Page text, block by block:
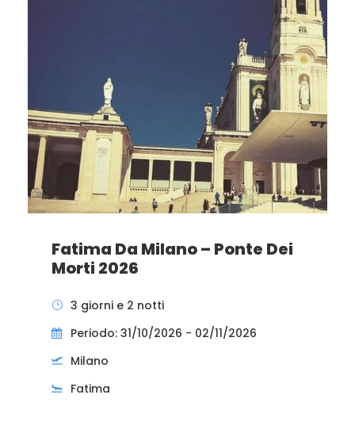
Fatima Da Milano – Ponte Dei
Morti 2026
3 giorni e 2 notti
Periodo: 31/10/2026 - 02/11/2026
Milano
Fatima